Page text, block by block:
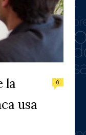
la
usa
0